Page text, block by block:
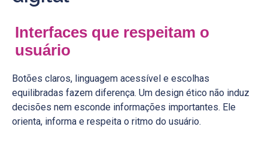
Interfaces que respeitam o
usuário
Botões claros, linguagem acessível e escolhas
equilibradas fazem diferença. Um design ético não induz
decisões nem esconde informações importantes. Ele
orienta, informa e respeita o ritmo do usuário.